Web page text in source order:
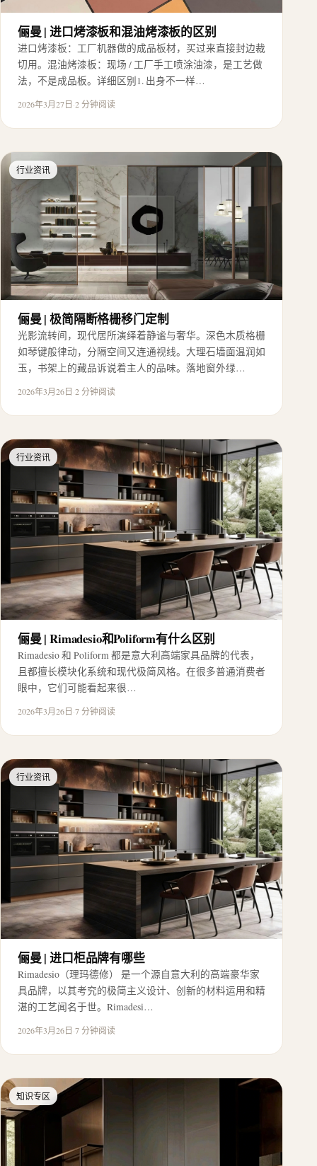
俪曼 | 进口烤漆板和混油烤漆板的区别
进口烤漆板：工厂机器做的成品板材，买过来直接封边裁
切用。混油烤漆板：现场 / 工厂手工喷涂油漆，是工艺做
法，不是成品板。详细区别1. 出身不一样…
2026年3月27日·2 分钟阅读
行业资讯
俪曼 | 极简隔断格栅移门定制
光影流转间，现代居所演绎着静谧与奢华。深色木质格栅
如琴键般律动，分隔空间又连通视线。大理石墙面温润如
玉，书架上的藏品诉说着主人的品味。落地窗外绿…
2026年3月26日·2 分钟阅读
行业资讯
俪曼 | Rimadesio和Poliform有什么区别
Rimadesio 和 Poliform 都是意大利高端家具品牌的代表，
且都擅长模块化系统和现代极简风格。在很多普通消费者
眼中，它们可能看起来很…
2026年3月26日·7 分钟阅读
行业资讯
俪曼 | 进口柜品牌有哪些
Rimadesio（理玛德修） 是一个源自意大利的高端豪华家
具品牌，以其考究的极简主义设计、创新的材料运用和精
湛的工艺闻名于世。Rimadesi…
2026年3月26日·7 分钟阅读
知识专区